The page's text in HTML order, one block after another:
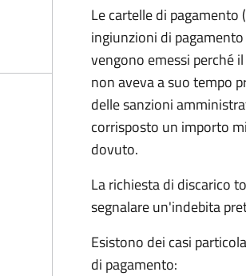
Le cartelle di pagamento
ingiunzioni di
vengono emessi perché
non aveva a suo tempo
delle sanzioni
corrisposto un importo
dovuto.
La richiesta di discarico
segnalare un'indebita
Esistono dei casi
di pagamento: